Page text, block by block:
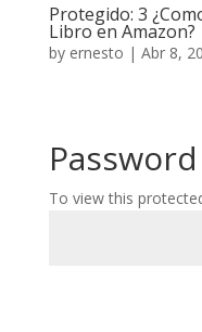
Protegido: 3
Libro en Amazon?
by ernesto | Abr 8,
To view this